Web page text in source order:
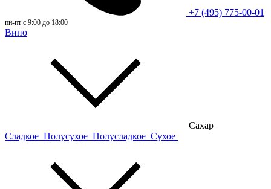
+7 (495) 775-00-01
пн-пт с 9:00 до 18:00
Вино
Сахар
Сладкое Полусухое Полусладкое Сухое